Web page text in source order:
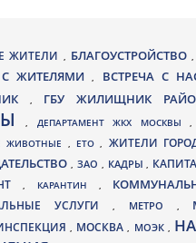
ЖИТЕЛИ , БЛАГОУСТРОЙСТВО ,
С ЖИТЕЛЯМИ, ВСТРЕЧА С
, ГБУ ЖИЛИЩНИК
, ДЕПАРТАМЕНТ ЖКХ МОСКВЫ
ЖИВОТНЫЕ , ЕТО, ЖИТЕЛИ
, ЗАО , КАДРЫ,
, КАРАНТИН ,
УСЛУГИ , МЕТРО ,
, МОСКВА , МОЭК ,